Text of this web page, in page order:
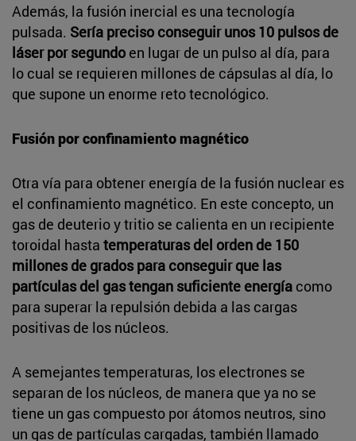
Además, la fusión inercial es una tecnología
pulsada. Sería preciso conseguir unos 10 pulsos de
láser por segundo en lugar de un pulso al día, para
lo cual se requieren millones de cápsulas al día, lo
que supone un enorme reto tecnológico.
Fusión por confinamiento magnético
Otra vía para obtener energía de la fusión nuclear es
el confinamiento magnético. En este concepto, un
gas de deuterio y tritio se calienta en un recipiente
toroidal hasta temperaturas del orden de 150
millones de grados para conseguir que las
partículas del gas tengan suficiente energía como
para superar la repulsión debida a las cargas
positivas de los núcleos.
A semejantes temperaturas, los electrones se
separan de los núcleos, de manera que ya no se
tiene un gas compuesto por átomos neutros, sino
un gas de partículas cargadas, también llamado